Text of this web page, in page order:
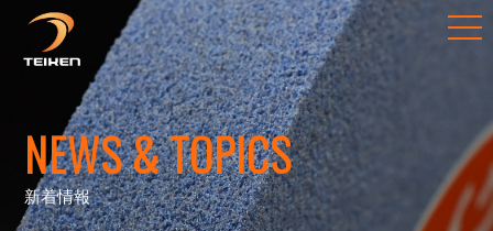
NEWS & TOPICS
新着情報